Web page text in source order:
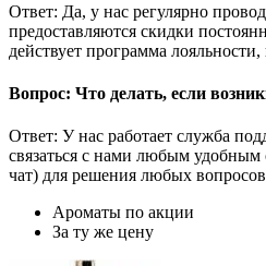
Ответ: Да, у нас регулярно
предоставляются скидки
действует программа
Вопрос: Что делать, если
Ответ: У нас работает служба
связаться с нами любым удобным
чат) для решения любых
Ароматы по акции
За ту же цену